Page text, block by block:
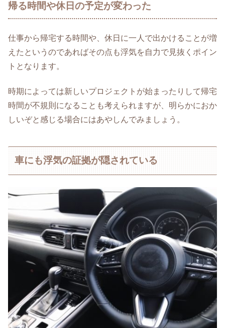
帰る時間や休日の予定が変わった
仕事から帰宅する時間や、休日に一人で出かけることが増
えたというのであればその点も浮気を自力で見抜くポイン
トとなります。
時期によっては新しいプロジェクトが始まったりして帰宅
時間が不規則になることも考えられますが、明らかにおか
しいぞと感じる場合にはあやしんでみましょう。
車にも浮気の証拠が隠されている